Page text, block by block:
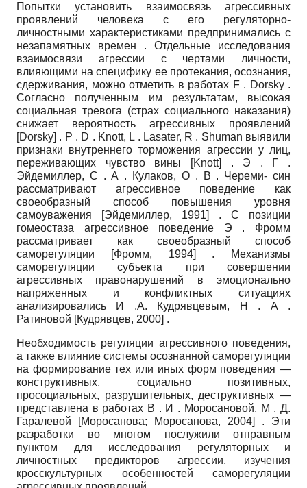
Попытки установить взаимосвязь агрессивных
проявлений человека с его регулятор­но-
личностными характеристиками предпринимались с
незапамятных времен . Отдельные исследования
взаимосвязи агрессии с чертами личности,
влияющими на специфику ее протекания, осознания,
сдерживания, можно отметить в работах F . Dorsky .
Согласно полученным им результатам, высокая
социальная тревога (страх социального наказания)
снижает вероятность агрессивных проявлений
[Dorsky] . P . D . Knott, L . Lasater, R . Shuman выявили
признаки внутреннего торможения агрессии у лиц,
переживающих чувство вины
[Knott]
. Э . Г .
Эйдемиллер, С . А . Кулаков, О . В . Череми- син
рассматривают агрессивное поведение как
своеобразный способ повышения уровня
самоуважения
[Эйдемиллер, 1991]
. С позиции
гомеостаза агрессивное поведение Э . Фромм
рассматривает как своеобразный способ
саморегуляции
[Фромм, 1994] . Механизмы
саморегуляции субъекта при совершении
агрессивных правонарушений в эмоционально
напряженных и конфликтных ситуациях
анализировались И .А. Кудрявце­вым, Н . А .
Ратиновой [Кудрявцев, 2000] .
Необходимость регуляции агрессивного поведения,
а также влияние системы осознанной саморегуляции
на формирование тех или иных форм поведения —
конструктивных, социально позитивных,
просоциальных, разрушительных, деструктивных —
представлена в работах В . И . Моросановой, М . Д.
Гаралевой
[Моросанова; Моросанова, 2004]
. Эти
разработки во многом послужили отправным
пунктом для исследования регуляторных и
личностных предикторов агрессии, изучения
кросскультурных особенностей саморегуляции